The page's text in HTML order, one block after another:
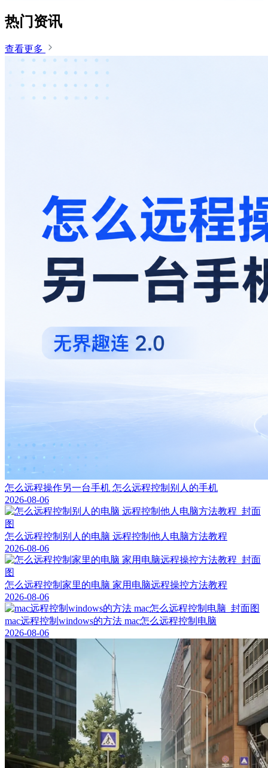
热门资讯
查看更多
怎么远程操作另一台手机 怎么远程控制别人的手机
2026-08-06
怎么远程控制别人的电脑 远程控制他人电脑方法教程
2026-08-06
怎么远程控制家里的电脑 家用电脑远程操控方法教程
2026-08-06
mac远程控制windows的方法 mac怎么远程控制电脑
2026-08-06